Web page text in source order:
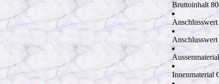
Bruttoinhalt
Anschlusswert
Innenmaterial